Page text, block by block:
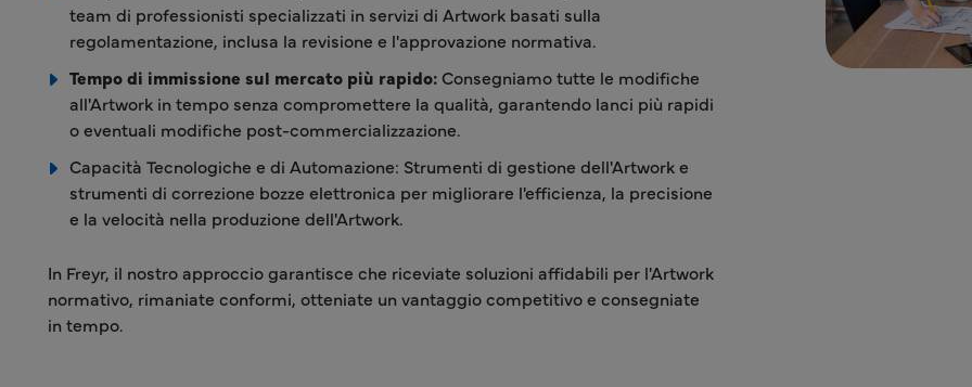
team di professionisti specializzati in servizi di Artwork basati sulla
regolamentazione, inclusa la revisione e l'approvazione normativa.
Tempo di immissione sul mercato più rapido:Consegniamo tutte le modifiche
all'Artwork in tempo senza compromettere la qualità, garantendo lanci più rapidi
o eventuali modifiche post-commercializzazione.
Capacità Tecnologiche e di Automazione: Strumenti di gestione dell'Artwork e
strumenti di correzione bozze elettronica per migliorare l'efficienza, la precisione
e la velocità nella produzione dell'Artwork.
In Freyr, il nostro approccio garantisce che riceviate soluzioni affidabili per l'Artwork
normativo, rimaniate conformi, otteniate un vantaggio competitivo e consegniate
in tempo.